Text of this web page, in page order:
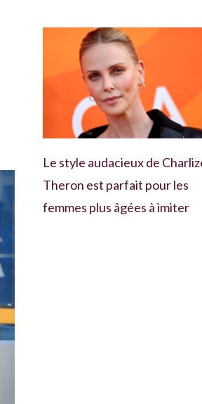
Le style audacieux de
Theron est parfait pour les
femmes plus âgées à imiter